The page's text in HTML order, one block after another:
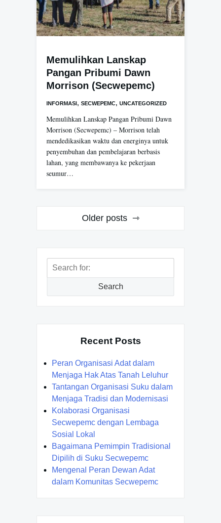
Memulihkan Lanskap
Pangan Pribumi Dawn
Morrison (Secwepemc)
INFORMASI , SECWEPEMC, UNCATEGORIZED
Memulihkan Lanskap Pangan Pribumi Dawn
Morrison (Secwepemc) – Morrison telah
mendedikasikan waktu dan energinya untuk
penyembuhan dan pembelajaran berbasis
lahan, yang membawanya ke pekerjaan
seumur…
Older posts
Search
Search
Recent Posts
Peran Organisasi Adat dalam
Menjaga Hak Atas Tanah Leluhur
Tantangan Organisasi Suku dalam
Menjaga Tradisi dan Modernisasi
Kolaborasi Organisasi
Secwepemc dengan Lembaga
Sosial Lokal
Bagaimana Pemimpin Tradisional
Dipilih di Suku Secwepemc
Mengenal Peran Dewan Adat
dalam Komunitas Secwepemc